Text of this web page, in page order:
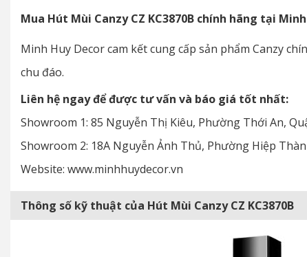
Mua Hút Mùi Canzy CZ KC3870B chính hãng tại
Minh Huy Decor cam kết cung cấp sản phẩm Canzy
chu đáo.
Liên hệ ngay để được tư vấn và báo giá tốt nhất:
Showroom 1: 85 Nguyễn Thị Kiêu, Phường Thới An,
Showroom 2: 18A Nguyễn Ảnh Thủ, Phường Hiệp
Website: www.minhhuydecor.vn
Thông số kỹ thuật của Hút Mùi Canzy CZ KC3870B